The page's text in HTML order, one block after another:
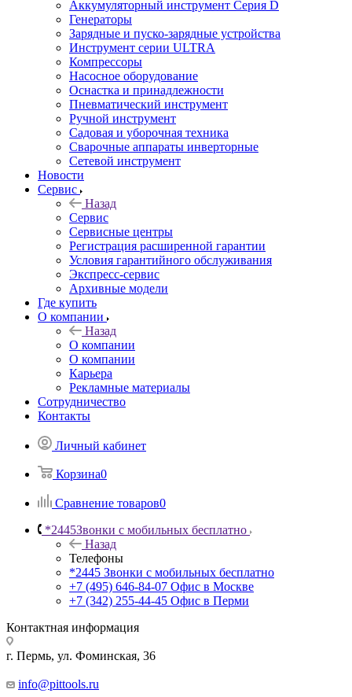
Аккумуляторный инструмент Серия D
Генераторы
Зарядные и пуско-зарядные устройства
Инструмент серии ULTRA
Компрессоры
Насосное оборудование
Оснастка и принадлежности
Пневматический инструмент
Ручной инструмент
Садовая и уборочная техника
Сварочные аппараты инверторные
Сетевой инструмент
Новости
Сервис
Назад
Сервис
Сервисные центры
Регистрация расширенной гарантии
Условия гарантийного обслуживания
Экспресс-сервис
Архивные модели
Где купить
О компании
Назад
О компании
О компании
Карьера
Рекламные материалы
Сотрудничество
Контакты
Личный кабинет
Корзина0
Сравнение товаров0
*2445Звонки с мобильных бесплатно
Назад
Телефоны
*2445 Звонки с мобильных бесплатно
+7 (495) 646-84-07 Офис в Москве
+7 (342) 255-44-45 Офис в Перми
Контактная информация
г. Пермь, ул. Фоминская, 36
info@pittools.ru